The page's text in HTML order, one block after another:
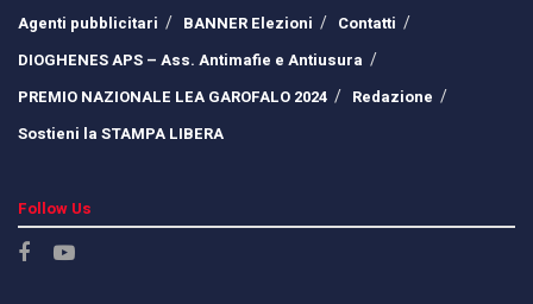
Agenti pubblicitari
BANNER Elezioni
Contatti
DIOGHENES APS – Ass. Antimafie e Antiusura
PREMIO NAZIONALE LEA GAROFALO 2024
Redazione
Sostieni la STAMPA LIBERA
Follow Us